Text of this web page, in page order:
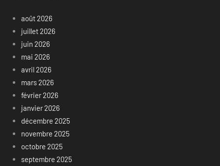
août 2026
juillet 2026
juin 2026
mai 2026
avril 2026
mars 2026
février 2026
janvier 2026
décembre 2025
novembre 2025
octobre 2025
septembre 2025